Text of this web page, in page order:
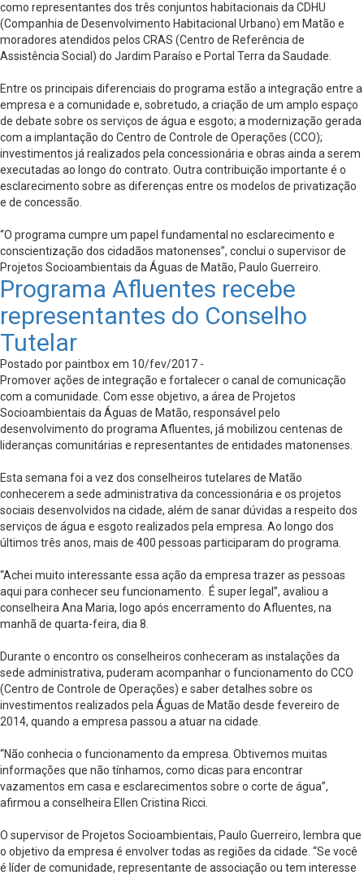
como representantes dos três conjuntos habitacionais da CDHU
(Companhia de Desenvolvimento Habitacional Urbano) em Matão e
moradores atendidos pelos CRAS (Centro de Referência de
Assistência Social) do Jardim Paraíso e Portal Terra da Saudade.
Entre os principais diferenciais do programa estão a integração entre a
empresa e a comunidade e, sobretudo, a criação de um amplo espaço
de debate sobre os serviços de água e esgoto; a modernização gerada
com a implantação do Centro de Controle de Operações (CCO);
investimentos já realizados pela concessionária e obras ainda a serem
executadas ao longo do contrato. Outra contribuição importante é o
esclarecimento sobre as diferenças entre os modelos de privatização
e de concessão.
“O programa cumpre um papel fundamental no esclarecimento e
conscientização dos cidadãos matonenses”, conclui o supervisor de
Projetos Socioambientais da Águas de Matão, Paulo Guerreiro.
Programa Afluentes recebe
representantes do Conselho
Tutelar
Postado por paintbox em 10/fev/2017 -
Promover ações de integração e fortalecer o canal de comunicação
com a comunidade. Com esse objetivo, a área de Projetos
Socioambientais da Águas de Matão, responsável pelo
desenvolvimento do programa Afluentes, já mobilizou centenas de
lideranças comunitárias e representantes de entidades matonenses.
Esta semana foi a vez dos conselheiros tutelares de Matão
conhecerem a sede administrativa da concessionária e os projetos
sociais desenvolvidos na cidade, além de sanar dúvidas a respeito dos
serviços de água e esgoto realizados pela empresa. Ao longo dos
últimos três anos, mais de 400 pessoas participaram do programa.
“Achei muito interessante essa ação da empresa trazer as pessoas
aqui para conhecer seu funcionamento. É super legal”, avaliou a
conselheira Ana Maria, logo após encerramento do Afluentes, na
manhã de quarta-feira, dia 8.
Durante o encontro os conselheiros conheceram as instalações da
sede administrativa, puderam acompanhar o funcionamento do CCO
(Centro de Controle de Operações) e saber detalhes sobre os
investimentos realizados pela Águas de Matão desde fevereiro de
2014, quando a empresa passou a atuar na cidade.
“Não conhecia o funcionamento da empresa. Obtivemos muitas
informações que não tínhamos, como dicas para encontrar
vazamentos em casa e esclarecimentos sobre o corte de água”,
afirmou a conselheira Ellen Cristina Ricci.
O supervisor de Projetos Socioambientais, Paulo Guerreiro, lembra que
o objetivo da empresa é envolver todas as regiões da cidade. “Se você
é líder de comunidade, representante de associação ou tem interesse